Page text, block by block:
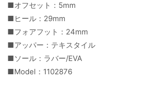
■オフセット：5mm
■ヒール：29mm
■フォアフット：24mm
■アッパー：テキスタイル
■ソール：ラバー/EVA
■Model：1102876